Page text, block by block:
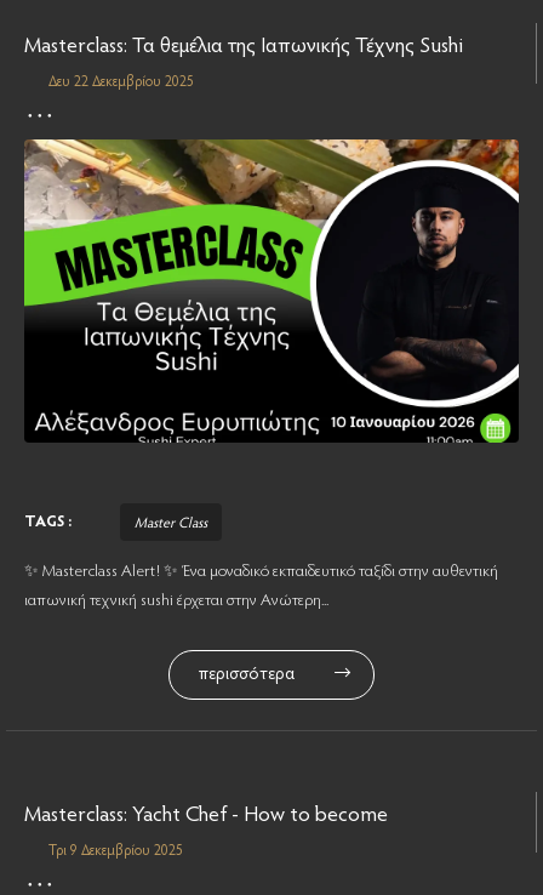
Masterclass: Τα θεμέλια της Ιαπωνικής Τέχνης Sushi
Δευ 22 Δεκεμβρίου 2025
TAGS : Master Class
✨ Masterclass Alert! ✨ Ένα μοναδικό εκπαιδευτικό ταξίδι στην αυθεντική
ιαπωνική τεχνική sushi έρχεται στην Ανώτερη...
περισσότερα
Masterclass: Yacht Chef - How to become
Τρι 9 Δεκεμβρίου 2025